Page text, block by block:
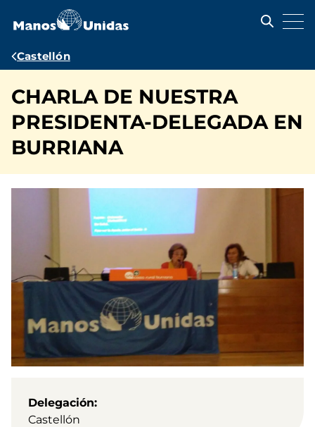
contenido
Ruta
navegación
Castellón
CHARLA DE NUESTRA
PRESIDENTA-DELEGADA EN
BURRIANA
Delegación
Castellón